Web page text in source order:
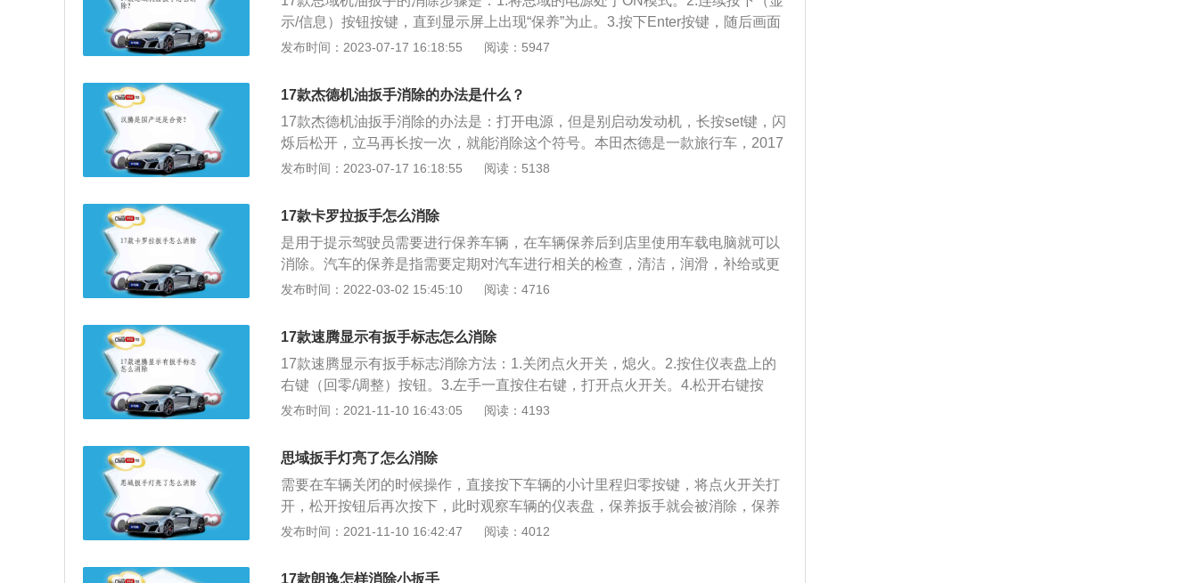
动机工作环境的影响比较大。发动机在高温环境工作，一直不停的重复机械摩擦
运动，机油在这个工程中起着降温、润滑、清洗的作用，时间长了以后机油中的
杂质就变多，性能随之下降。所以为了发动机寿命考虑，定期更换机油十分必
示/信息）按钮按键，直到显示屏上出现“保养”为止。3.按下Enter按键，随后画面
上出现发动机机油监视器。4.最后按住Enter按键大概10秒左右，思域机油扳手即
动机的零件磨损也会增加，而且冷却效果也有一定影响，散热方面的功能下降，
严重会出现爆缸。
发布时间：2023-07-17 16:18:55 阅读：5947
17款杰德机油扳手消除的办法是什么？
17款杰德机油扳手消除的办法是：打开电源，但是别启动发动机，长按set键，闪
烁后松开，立马再长按一次，就能消除这个符号。本田杰德是一款旅行车，2017
款杰德在2017年上市，2017款杰德的车身尺寸长宽高分别为4667mm、1775m
1.8L两款发动机，变速箱有两款，分别是5挡自动变速箱和CVT无级变速箱。
发布时间：2023-07-17 16:18:55 阅读：5138
17款卡罗拉扳手怎么消除
是用于提示驾驶员需要进行保养车辆，在车辆保养后到店里使用车载电脑就可以
消除。汽车的保养是指需要定期对汽车进行相关的检查，清洁，润滑，补给或更
换零件的预防性工作。一般汽车的保养包含了对汽车发动机系统，变速箱系统，
汽车技术状况良好，消除隐患，可以有效预防汽车零件的故障，延长汽车的使用
周期。汽车的保养分为小保养和大保养，小保养一般是在汽车行驶一定距离后，
更换机油和机油滤芯的行为，大保养是需要更换各种滤芯的常规保养。
发布时间：2022-03-02 15:45:10 阅读：4716
17款速腾显示有扳手标志怎么消除
17款速腾显示有扳手标志消除方法：1.关闭点火开关，熄火。2.按住仪表盘上的
右键（回零/调整）按钮。3.左手一直按住右键，打开点火开关。4.松开右键按
钮，按压一次左键菜单按钮。其实这个小扳手是一个保养指示灯，并不是说车辆
后，提醒司机对车辆进行保养。也就是说当小扳手亮起时，应该到4S店进行保养
了。注意不同厂家车型设定的保养时间不一样，所以小扳手什么时候亮起，这个
以车辆用户手册为准。当保养结束后，技师会通过设置程序，把保养灯重新归
零，也就是熄灭了。一般情况下，车辆进行保养的保养项目有发动机机油、机油
滤清器、变速箱油、火花塞、空调滤清器、空气滤清器、燃油滤清器、制动液这
发布时间：2021-11-10 16:43:05 阅读：4193
思域扳手灯亮了怎么消除
需要在车辆关闭的时候操作，直接按下车辆的小计里程归零按键，将点火开关打
开，松开按钮后再次按下，此时观察车辆的仪表盘，保养扳手就会被消除，保养
扳手消除之后，在机动车辆行驶5000km后，会重新的亮起。机动车辆的保养保
掉扳手，如果此时车主还不想对车辆进行保养，可以记住车辆的保险公里数，然
发布时间：2021-11-10 16:42:47 阅读：4012
17款朗逸怎样消除小扳手